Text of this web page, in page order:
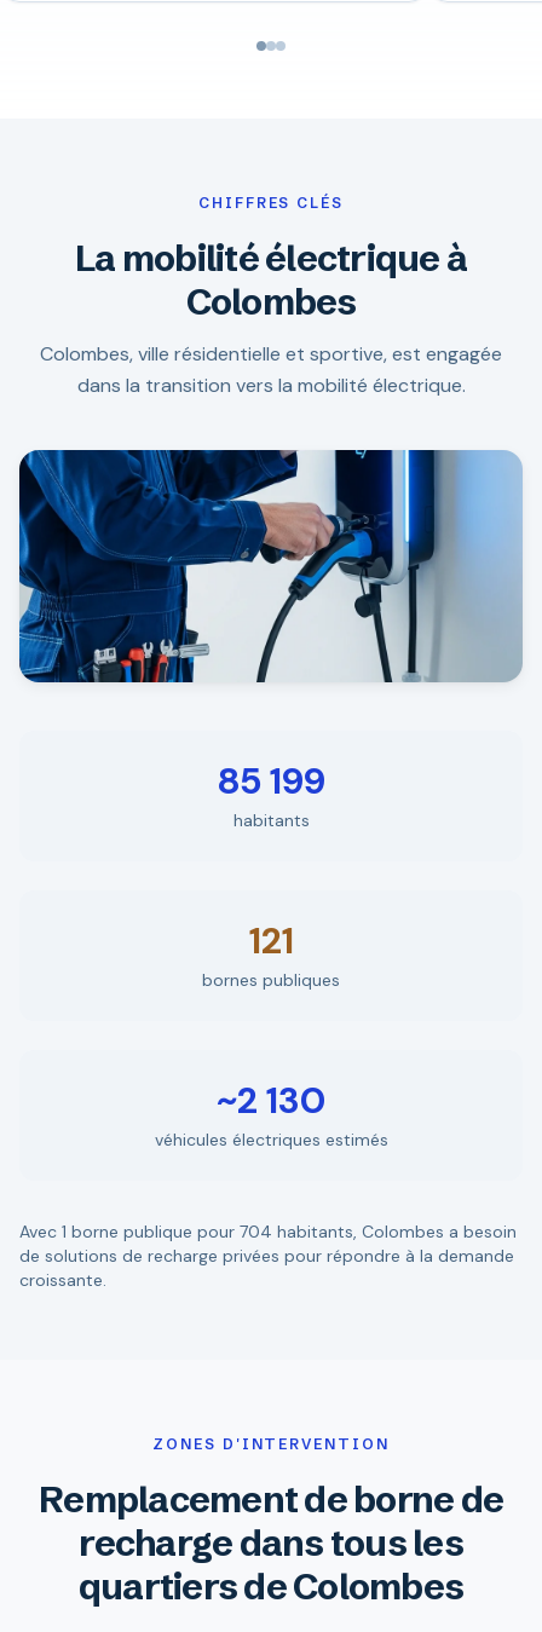
CHIFFRES CLÉS
La mobilité électrique à
Colombes
Colombes, ville résidentielle et sportive, est engagée
dans la transition vers la mobilité électrique.
85 199
habitants
121
bornes publiques
~2 130
véhicules électriques estimés
Avec 1 borne publique pour 704 habitants, Colombes a besoin
de solutions de recharge privées pour répondre à la demande
croissante.
ZONES D'INTERVENTION
Remplacement de borne de
recharge dans tous les
quartiers de Colombes